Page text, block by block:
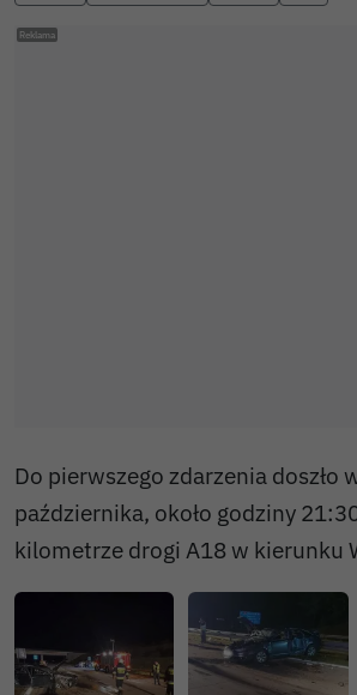
Do pierwszego zdarzenia doszło
października, około godziny
kilometrze drogi A18 w kierunku